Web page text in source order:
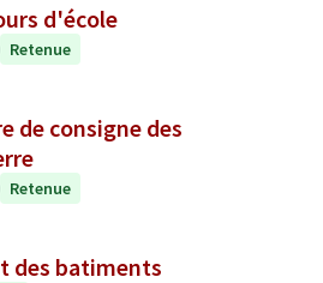
d'école
Retenue
de consigne des
Retenue
des batiments